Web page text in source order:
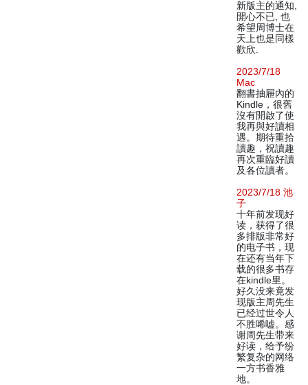
新版主的通知,
開心不已, 也
希望周博士在
天上也是同樣
歡欣.
2023/7/18
Mac
翻書抽屜內的
Kindle，很舊
沒有開啟了使
我再與好讀相
遇。期待重拾
讀趣，祝讀趣
再次重臨好讀
及各位讀者。
2023/7/18 池
子
十年前发现好
读，获得了很
多排版非常好
的电子书，现
在还有当年下
载的很多书存
在kindle里。
好久没来竟发
现版主周先生
已经过世令人
不胜唏嘘。感
谢周先生带来
好读，给予纷
繁复杂的网络
一方书香雅
地。